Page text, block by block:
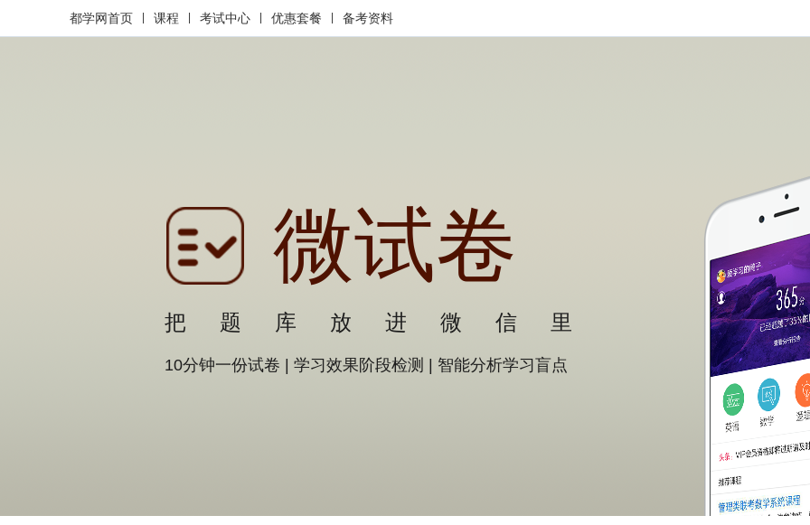
都学网首页 课程 考试中心 优惠套餐 备考资料
微试卷
把题库放进微信里
10分钟一份试卷 学习效果阶段检测 智能分析学习盲点